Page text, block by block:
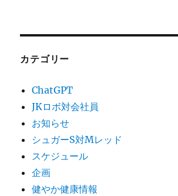
カテゴリー
ChatGPT
JKロボ対会社員
お知らせ
シュガーS対Mレッド
スケジュール
企画
健やか健康情報